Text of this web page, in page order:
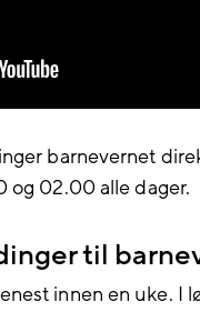
barnevernet
og 02.00 alle dager.
til
innen en uke. I